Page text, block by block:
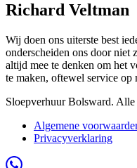
Richard Veltman
Wij doen ons uiterste best
onderscheiden ons door niet
altijd mee te denken om het
te maken, oftewel service op
Sloepverhuur Bolsward. Alle
Algemene
Privacyverklaring